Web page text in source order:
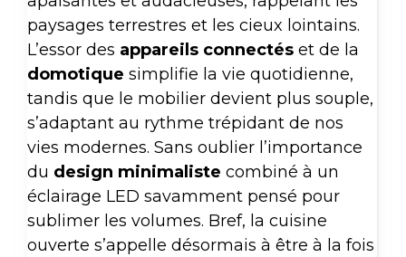
paysages terrestres et les cieux lointains.
L’essor des appareils connectés et de la
domotique simplifie la vie quotidienne,
tandis que le mobilier devient plus souple,
s’adaptant au rythme trépidant de nos
vies modernes. Sans oublier l’importance
du design minimaliste combiné à un
éclairage LED savamment pensé pour
sublimer les volumes. Bref, la cuisine
ouverte s’appelle désormais à être à la fois